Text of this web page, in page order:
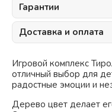
Гарантии
Доставка и оплата
Игровой комплекс
отличный выбор для
радостные эмоции и
Дерево цвет делает